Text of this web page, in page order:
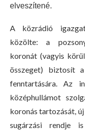
elveszítené.
A közrádió
közölte: a
koronát (vagyis
összeget) biztosít
fenntartására. Az
középhullámot
koronás tartozását,
sugárzási rendje